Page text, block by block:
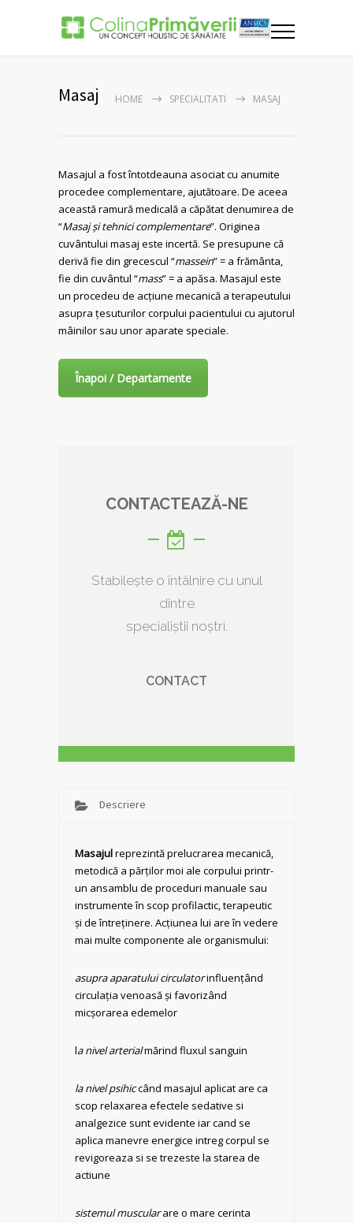
Masaj HOME SPECIALITATI MASAJ
Masajul a fost întotdeauna asociat cu anumite
procedee complementare, ajutătoare. De aceea
această ramură medicală a căpătat denumirea de
“Masaj și tehnici complementare”. Originea
cuvântului masaj este incertă. Se presupune că
derivă fie din grecescul “massein” = a frământa,
fie din cuvântul “mass” = a apăsa. Masajul este
un procedeu de acțiune mecanică a terapeutului
asupra țesuturilor corpului pacientului cu ajutorul
mâinilor sau unor aparate speciale.
Înapoi / Departamente
CONTACTEAZĂ-NE
Stabilește o întâlnire cu unul
dintre
specialiștii noștri.
CONTACT
Descriere
Masajulreprezintă prelucrarea mecanică,
metodică a părților moi ale corpului printr-
un ansamblu de proceduri manuale sau
instrumente în scop profilactic, terapeutic
și de întreținere. Acțiunea lui are în vedere
mai multe componente ale organismului:
asupra aparatului circulatorinfluențând
circulația venoasă și favorizând
micșorarea edemelor
la nivel arterialmărind fluxul sanguin
la nivel psihiccând masajul aplicat are ca
scop relaxarea efectele sedative si
analgezice sunt evidente iar cand se
aplica manevre energice intreg corpul se
revigoreaza si se trezeste la starea de
actiune
sistemul muscularare o mare cerinta